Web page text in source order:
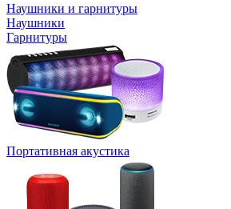
Наушники и гарнитуры
Наушники
Гарнитуры
Портативная акустика